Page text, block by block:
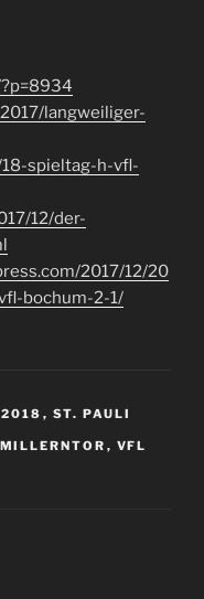
langweiliger-
spieltag-h-vfl-
12/der-
2017/12/20
bochum-2-1/
, ST. PAULI
MILLERNTOR , VFL